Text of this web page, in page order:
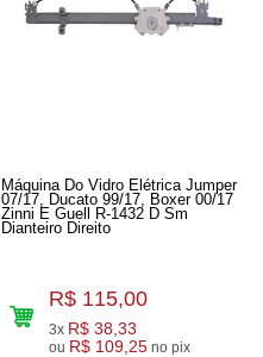
Máquina Do Vidro Elétrica Jumper
07/17, Ducato 99/17, Boxer 00/17
Zinni E Guell R-1432 D Sm
Dianteiro Direito
R$ 115,00
3x R$ 38,33
ou R$ 109,25 no pix